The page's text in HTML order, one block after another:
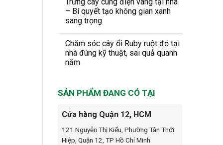
– Bí quyết tạo không gian xanh
sang trọng
Chăm sóc cây ổi Ruby ruột đỏ tại
nhà đúng kỹ thuật, sai quả quanh
năm
SẢN PHẨM ĐANG CÓ TẠI
Cửa hàng Quận 12, HCM
121 Nguyễn Thị Kiểu, Phường Tân Thới
Hiệp, Quận 12, TP Hồ Chí Minh